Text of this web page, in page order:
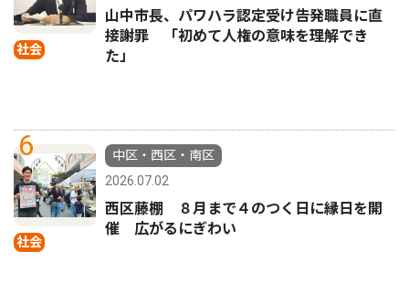
社会
山中市長、パワハラ認定受け告発職員に直
接謝罪 「初めて人権の意味を理解でき
た」
6
社会
中区・西区・南区
2026.07.02
西区藤棚 ８月まで４のつく日に縁日を開
催 広がるにぎわい